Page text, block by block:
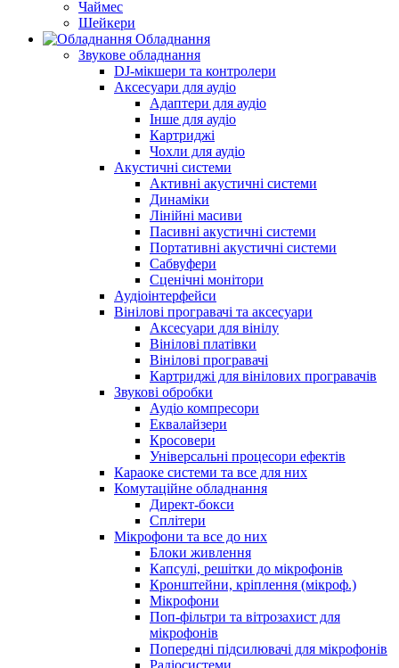
Чаймес
Шейкери
Обладнання
Звукове обладнання
DJ-мікшери та контролери
Аксесуари для аудіо
Адаптери для аудіо
Інше для аудіо
Картриджі
Чохли для аудіо
Акустичні системи
Активні акустичні системи
Динаміки
Лінійні масиви
Пасивні акустичні системи
Портативні акустичні системи
Сабвуфери
Сценічні монітори
Аудіоінтерфейси
Вінілові програвачі та аксесуари
Аксесуари для вінілу
Вінілові платівки
Вінілові програвачі
Картриджі для вінілових програвачів
Звукові обробки
Аудіо компресори
Еквалайзери
Кросовери
Універсальні процесори ефектів
Караоке системи та все для них
Комутаційне обладнання
Директ-бокси
Сплітери
Мікрофони та все до них
Блоки живлення
Капсулі, решітки до мікрофонів
Кронштейни, кріплення (мікроф.)
Мікрофони
Поп-фільтри та вітрозахист для
мікрофонів
Попередні підсилювачі для мікрофонів
Радіосистеми